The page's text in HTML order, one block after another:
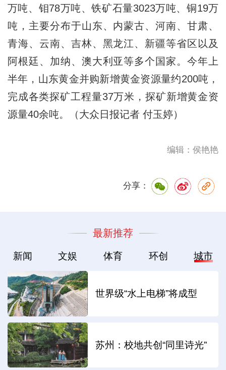
万吨、钼78万吨、铁矿石量3023万吨、铜19万
吨，主要分布于山东、内蒙古、河南、甘肃、
青海、云南、吉林、黑龙江、新疆等省区以及
阿根廷、加纳、澳大利亚等多个国家。今年上
半年，山东黄金并购新增黄金资源量约200吨，
完成各类探矿工程量37万米，探矿新增黄金资
源量40余吨。（大众日报记者 付玉婷）
编辑：侯艳艳
分享：
最新推荐
新闻 文娱 体育 环创 城市
世界级“水上电梯”将成型
苏州：校地共创“同里诗光”